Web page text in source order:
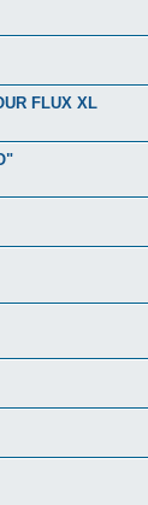
FLUX XL